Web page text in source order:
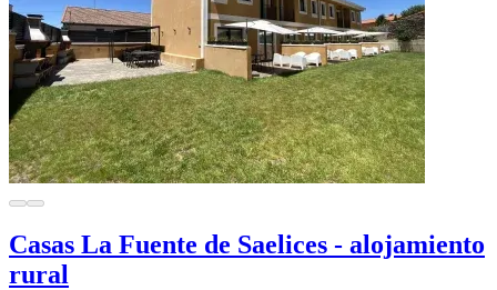
Casas La Fuente de Saelices - alojamiento
rural